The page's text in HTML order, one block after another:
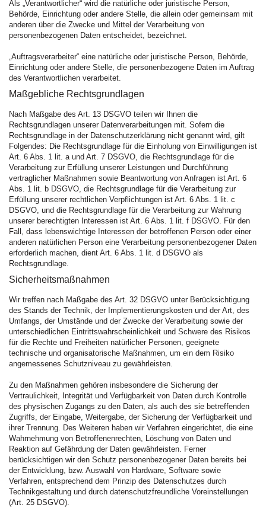
Als „Verantwortlicher“ wird die natürliche oder juristische Person,
Behörde, Einrichtung oder andere Stelle, die allein oder gemeinsam mit
anderen über die Zwecke und Mittel der Verarbeitung von
personenbezogenen Daten entscheidet, bezeichnet.
„Auftragsverarbeiter“ eine natürliche oder juristische Person, Behörde,
Einrichtung oder andere Stelle, die personenbezogene Daten im Auftrag
des Verantwortlichen verarbeitet.
Maßgebliche Rechtsgrundlagen
Nach Maßgabe des Art. 13 DSGVO teilen wir Ihnen die
Rechtsgrundlagen unserer Datenverarbeitungen mit. Sofern die
Rechtsgrundlage in der Datenschutzerklärung nicht genannt wird, gilt
Folgendes: Die Rechtsgrundlage für die Einholung von Einwilligungen ist
Art. 6 Abs. 1 lit. a und Art. 7 DSGVO, die Rechtsgrundlage für die
Verarbeitung zur Erfüllung unserer Leistungen und Durchführung
vertraglicher Maßnahmen sowie Beantwortung von Anfragen ist Art. 6
Abs. 1 lit. b DSGVO, die Rechtsgrundlage für die Verarbeitung zur
Erfüllung unserer rechtlichen Verpflichtungen ist Art. 6 Abs. 1 lit. c
DSGVO, und die Rechtsgrundlage für die Verarbeitung zur Wahrung
unserer berechtigten Interessen ist Art. 6 Abs. 1 lit. f DSGVO. Für den
Fall, dass lebenswichtige Interessen der betroffenen Person oder einer
anderen natürlichen Person eine Verarbeitung personenbezogener Daten
erforderlich machen, dient Art. 6 Abs. 1 lit. d DSGVO als
Rechtsgrundlage.
Sicherheitsmaßnahmen
Wir treffen nach Maßgabe des Art. 32 DSGVO unter Berücksichtigung
des Stands der Technik, der Implementierungskosten und der Art, des
Umfangs, der Umstände und der Zwecke der Verarbeitung sowie der
unterschiedlichen Eintrittswahrscheinlichkeit und Schwere des Risikos
für die Rechte und Freiheiten natürlicher Personen, geeignete
technische und organisatorische Maßnahmen, um ein dem Risiko
angemessenes Schutzniveau zu gewährleisten.
Zu den Maßnahmen gehören insbesondere die Sicherung der
Vertraulichkeit, Integrität und Verfügbarkeit von Daten durch Kontrolle
des physischen Zugangs zu den Daten, als auch des sie betreffenden
Zugriffs, der Eingabe, Weitergabe, der Sicherung der Verfügbarkeit und
ihrer Trennung. Des Weiteren haben wir Verfahren eingerichtet, die eine
Wahrnehmung von Betroffenenrechten, Löschung von Daten und
Reaktion auf Gefährdung der Daten gewährleisten. Ferner
berücksichtigen wir den Schutz personenbezogener Daten bereits bei
der Entwicklung, bzw. Auswahl von Hardware, Software sowie
Verfahren, entsprechend dem Prinzip des Datenschutzes durch
Technikgestaltung und durch datenschutzfreundliche Voreinstellungen
(Art. 25 DSGVO).